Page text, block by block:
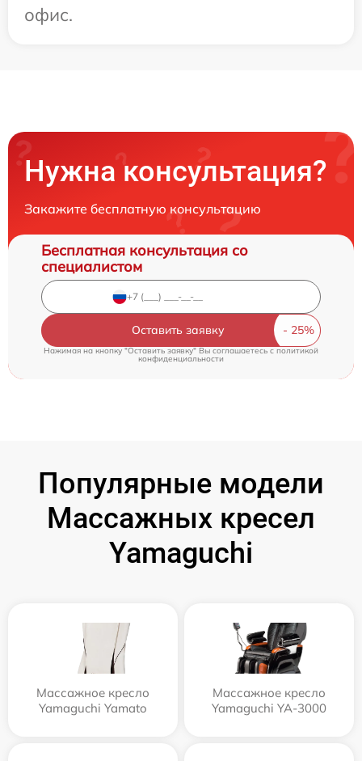
офис.
Нужна консультация?
Закажите бесплатную консультацию
Бесплатная консультация со
специалистом
Оставить заявку
Нажимая на кнопку "Оставить заявку" Вы соглашаетесь cполитикой
конфиденциальности
Популярные модели
Массажных кресел
Yamaguchi
Массажное кресло
Yamaguchi Yamato
Массажное кресло
Yamaguchi YA-3000